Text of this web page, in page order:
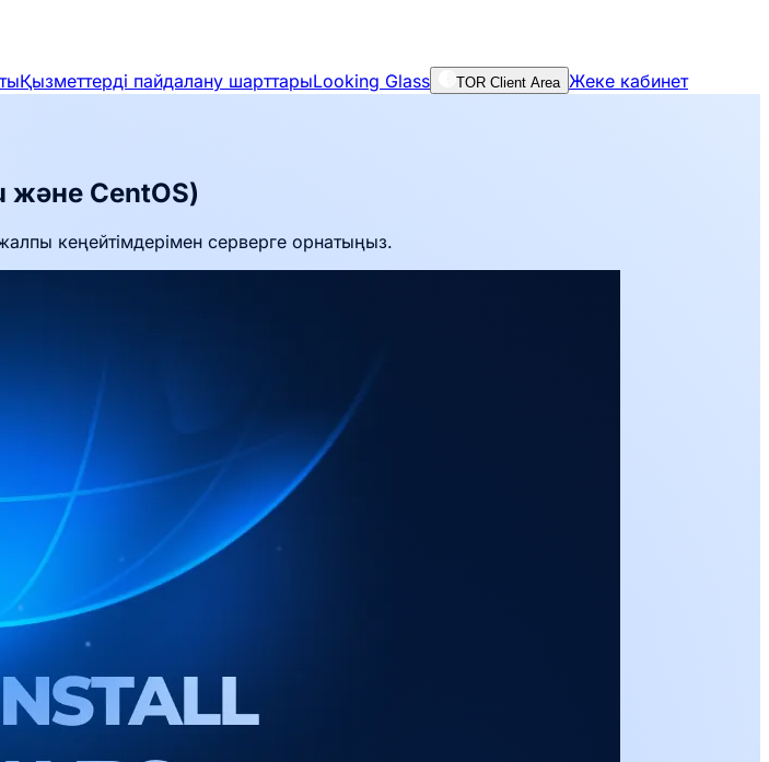
Қызметтерді пайдалану шарттарыLooking Glass TOR Client Area Жеке кабинет
және CentOS)
кеңейтімдерімен серверге орнатыңыз.